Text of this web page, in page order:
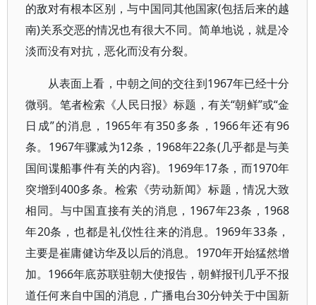
的敌对有根本区别，与中国同其他国家(包括后来的越
南)关系交恶的情况也有很大不同。简单地说，就是冷
淡而没有对抗，恶化而没有分裂。
从表面上看，中朝之间的交往到1967年已经十分
微弱。笔者检索《人民日报》标题，有关“朝鲜”或“金
日成”的消息，1965年有350多条，1966年还有96
条。1967年骤减为12条，1968年22条(几乎都是与美
国间谍船事件有关的内容)。1969年17条，而1970年
突增到400多条。检索《劳动新闻》标题，情况大致
相同。与中国直接有关的消息，1967年23条，1968
年20条，也都是礼仪性往来的消息。1969年33条，
主要是崔庸健访华及以后的消息。1970年开始猛然增
加。1966年底苏联驻朝大使报告，朝鲜报刊几乎不报
道任何来自中国的消息，广播电台30分钟关于中国新